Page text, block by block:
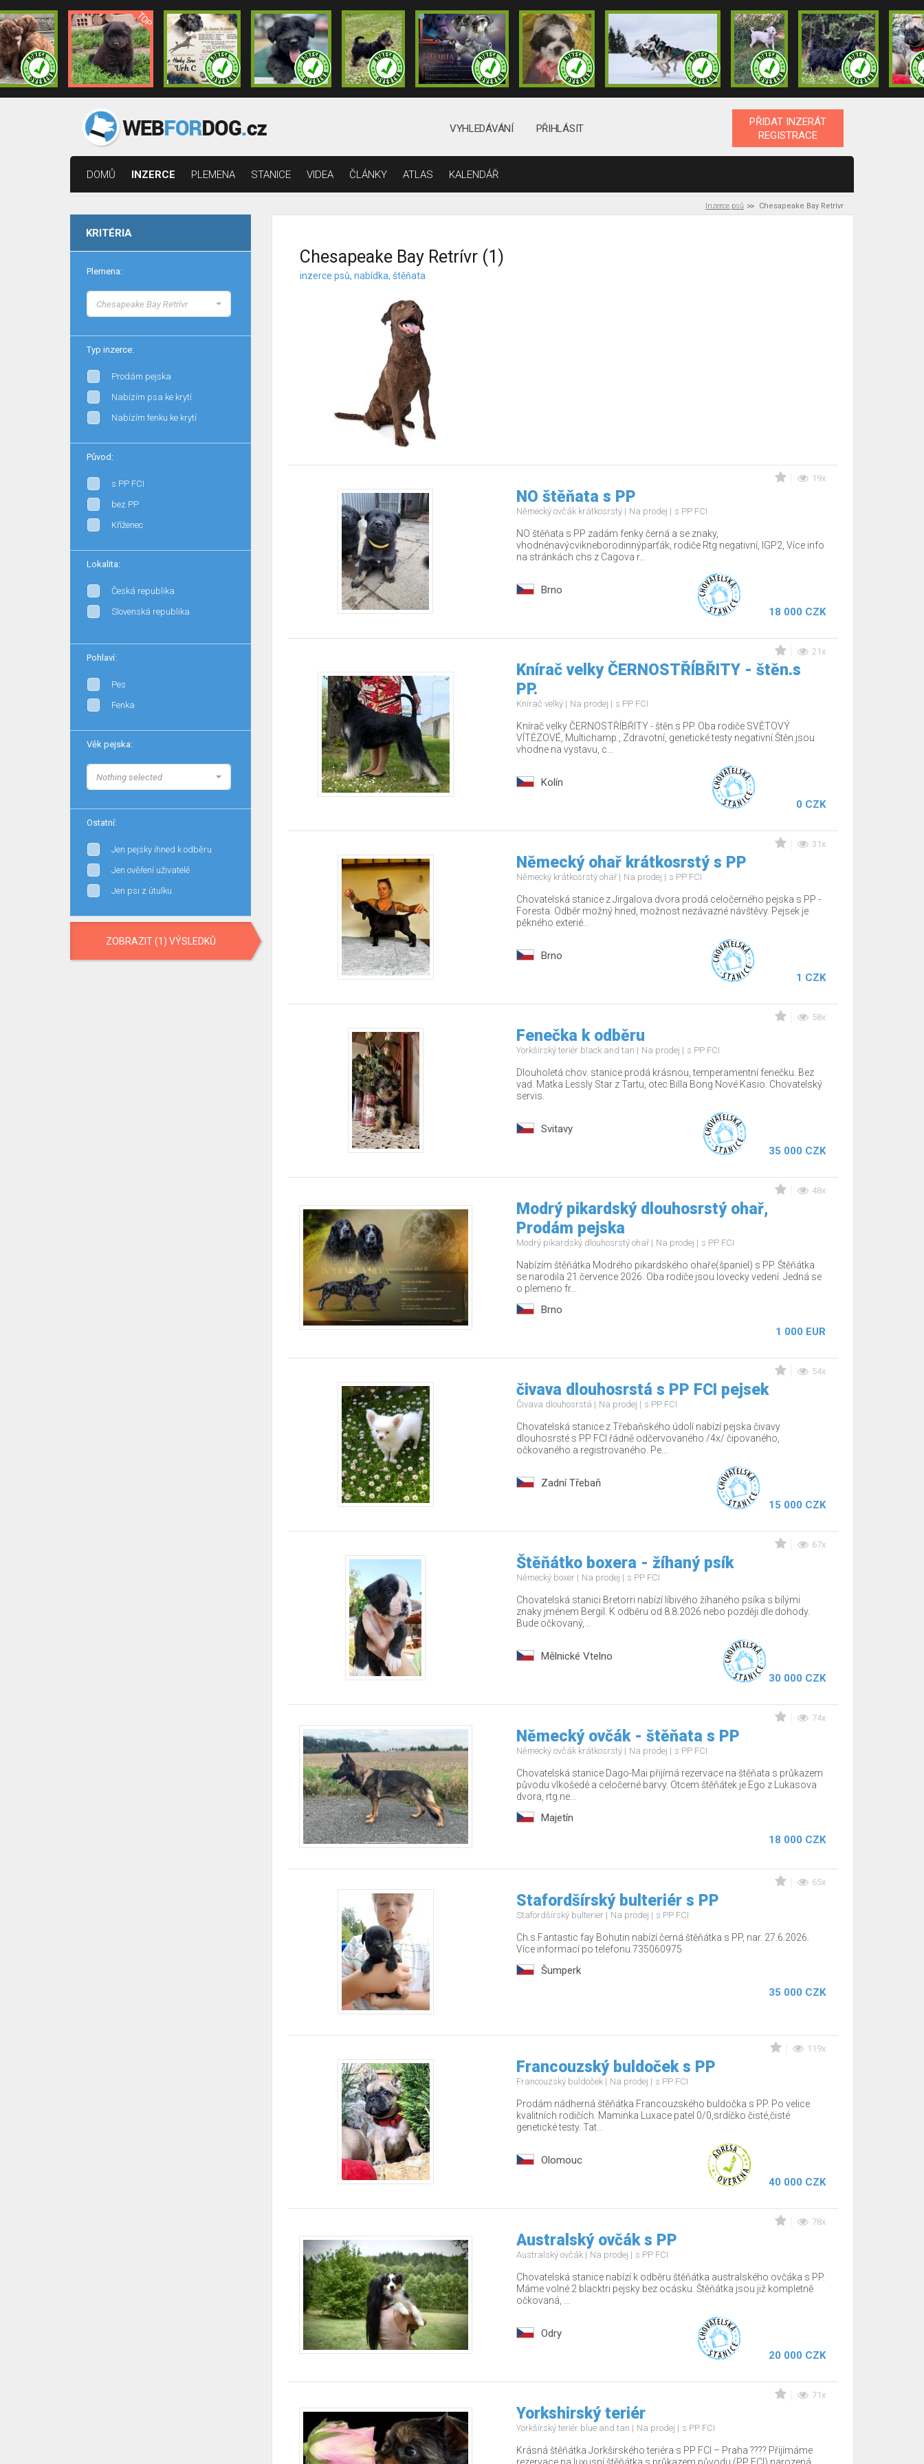
VYHLEDÁVÁNÍ PŘIHLÁSIT
PŘIDAT INZERÁT
REGISTRACE
DOMŮ INZERCE PLEMENA STANICE VIDEA ČLÁNKY ATLAS KALENDÁŘ
Inzerce psů Chesapeake Bay Retrívr
KRITÉRIA
Plemena:
Chesapeake Bay Retrívr
Typ inzerce:
Prodám pejska
Nabízím psa ke krytí
Nabízím fenku ke krytí
Původ:
s PP FCI
bez PP
Kříženec
Lokalita:
Česká republika
Slovenská republika
Pohlaví:
Pes
Fenka
Věk pejska:
Nothing selected
Ostatní:
Jen pejsky ihned k odběru
Jen ověření uživatelé
Jen psi z útulku
ZOBRAZIT (1) VÝSLEDKŮ
Chesapeake Bay Retrívr (1)
inzerce psů, nabídka, štěňata
19x
NO štěňata s PP
Německý ovčák krátkosrstý Na prodej s PP FCI
NO štěňata s PP zadám fenky černá a se znaky,
vhodnénavýcvikneborodinnýparťák, rodiče Rtg negativní, IGP2, Více info
na stránkách chs z Cagova r...
Brno
18 000 CZK
21x
Knírač velky ČERNOSTŘÍBŘITY - štěn.s
PP.
Knírač velký Na prodej s PP FCI
Knírač velky ČERNOSTŘÍBŘITY - štěn.s PP. Oba rodiče SVĚTOVÝ
VÍTĚZOVÉ, Multichamp., Zdravotní, genetické testy negativní.Štěn.jsou
vhodne na vystavu, c...
Kolín
0 CZK
31x
Německý ohař krátkosrstý s PP
Německý krátkosrstý ohař Na prodej s PP FCI
Chovatelská stanice z Jirgalova dvora prodá celočerného pejska s PP -
Foresta. Odběr možný hned, možnost nezávazné návštěvy. Pejsek je
pěkného exterié...
Brno
1 CZK
58x
Fenečka k odběru
Yorkšírský teriér black and tan Na prodej s PP FCI
Dlouholetá chov. stanice prodá krásnou, temperamentní fenečku. Bez
vad. Matka Lessly Star z Tartu, otec Billa Bong Nové Kasio. Chovatelský
servis.
Svitavy
35 000 CZK
48x
Modrý pikardský dlouhosrstý ohař,
Prodám pejska
Modrý pikardský dlouhosrstý ohař Na prodej s PP FCI
Nabízím štěňátka Modrého pikardského ohaře(španiel) s PP. Štěňátka
se narodila 21.července 2026. Oba rodiče jsou lovecky vedení. Jedná se
o plemeno fr...
Brno
1 000 EUR
54x
čivava dlouhosrstá s PP FCI pejsek
Čivava dlouhosrstá Na prodej s PP FCI
Chovatelská stanice z Třebaňského údolí nabízí pejska čivavy
dlouhosrsté s PP FCI řádně odčervovaného /4x/ čipovaného,
očkovaného a registrovaného. Pe...
Zadní Třebaň
15 000 CZK
67x
Štěňátko boxera - žíhaný psík
Německý boxer Na prodej s PP FCI
Chovatelská stanici Bretorri nabízí líbivého žíhaného psíka s bílými
znaky jménem Bergil. K odběru od 8.8.2026 nebo později dle dohody.
Bude očkovaný,...
Mělnické Vtelno
30 000 CZK
74x
Německý ovčák - štěňata s PP
Německý ovčák krátkosrstý Na prodej s PP FCI
Chovatelská stanice Dago-Mai přijímá rezervace na štěňata s průkazem
původu vlkošedé a celočerné barvy. Otcem štěňátek je Ego z Lukasova
dvora, rtg.ne...
Majetín
18 000 CZK
65x
Stafordšírský bulteriér s PP
Stafordšírský bulterier Na prodej s PP FCI
Ch.s.Fantastic fay Bohutin nabízí černá štěňátka s PP, nar. 27.6.2026.
Více informací po telefonu.735060975
Šumperk
35 000 CZK
119x
Francouzský buldoček s PP
Francouzský buldoček Na prodej s PP FCI
Prodám nádherná štěňátka Francouzského buldočka s PP. Po velice
kvalitních rodičích. Maminka Luxace patel 0/0,srdíčko čisté,čisté
genetické testy. Tat...
Olomouc
40 000 CZK
78x
Australský ovčák s PP
Australský ovčák Na prodej s PP FCI
Chovatelská stanice nabízí k odběru štěňátka australského ovčáka s PP.
Máme volné 2 blacktri pejsky bez ocásku. Štěňátka jsou již kompletně
očkovaná, ...
Odry
20 000 CZK
71x
Yorkshirský teriér
Yorkšírský teriér blue and tan Na prodej s PP FCI
Krásná štěňátka Jorkširského teriéra s PP FCI – Praha ???? Přijímáme